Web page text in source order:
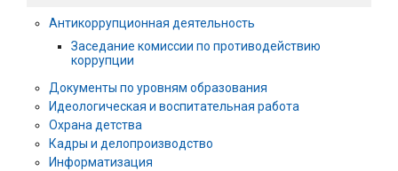
Антикоррупционная деятельность
Заседание комиссии по противодействию
коррупции
Документы по уровням образования
Идеологическая и воспитательная работа
Охрана детства
Кадры и делопроизводство
Информатизация